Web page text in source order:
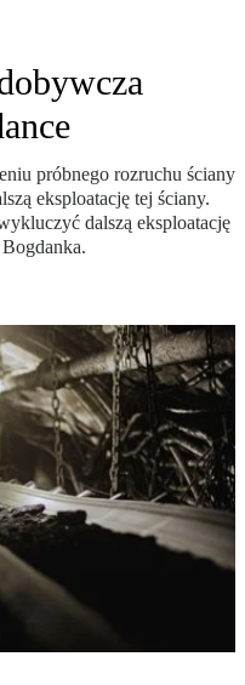
próbnego rozruchu ściany
eksploatację tej ściany.
dalszą eksploatację